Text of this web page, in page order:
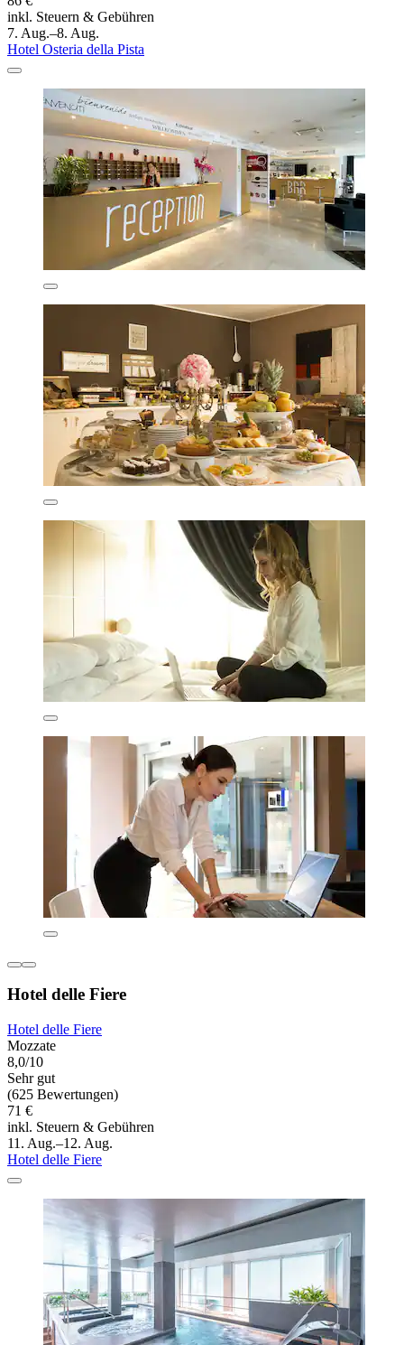
inkl. Steuern & Gebühren
7. Aug.–8. Aug.
Hotel Osteria della Pista
Hotel delle Fiere
Hotel delle Fiere
Mozzate
8,0/10
Sehr gut
(625 Bewertungen)
71 €
inkl. Steuern & Gebühren
11. Aug.–12. Aug.
Hotel delle Fiere